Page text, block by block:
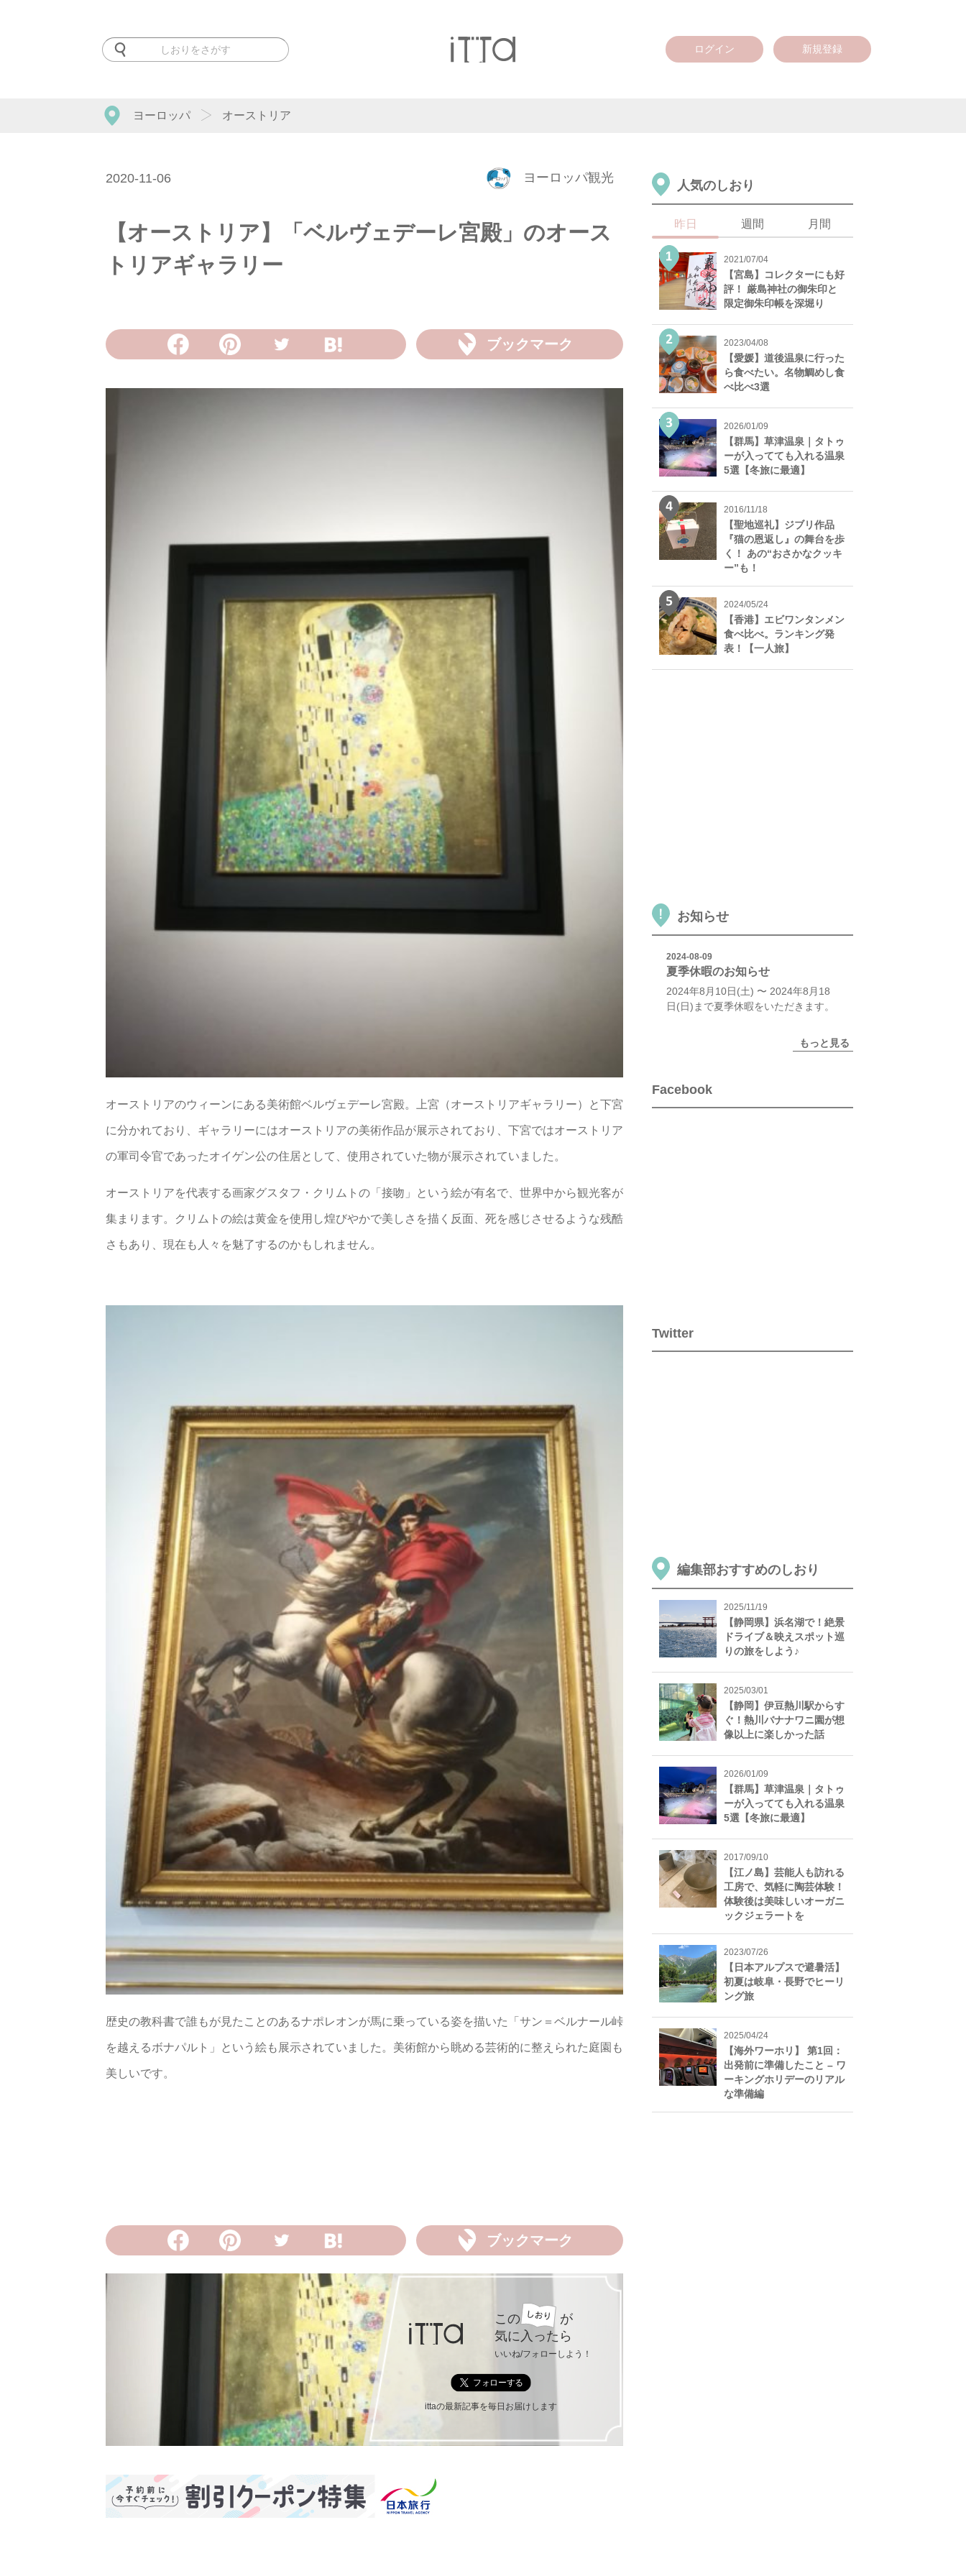
ログイン 新規登録
ヨーロッパ オーストリア
2020-11-06 ヨーロッパ観光
【オーストリア】「ベルヴェデーレ宮殿」のオース
トリアギャラリー
ブックマーク
オーストリアのウィーンにある美術館ベルヴェデーレ宮殿。上宮（オーストリアギャラリー）と下宮
に分かれており、ギャラリーにはオーストリアの美術作品が展示されており、下宮ではオーストリア
の軍司令官であったオイゲン公の住居として、使用されていた物が展示されていました。
オーストリアを代表する画家グスタフ・クリムトの「接吻」という絵が有名で、世界中から観光客が
集まります。クリムトの絵は黄金を使用し煌びやかで美しさを描く反面、死を感じさせるような残酷
さもあり、現在も人々を魅了するのかもしれません。
歴史の教科書で誰もが見たことのあるナポレオンが馬に乗っている姿を描いた「サン＝ベルナール峠
を越えるボナパルト」という絵も展示されていました。美術館から眺める芸術的に整えられた庭園も
美しいです。
ブックマーク
この
が
気に入ったら
いいね/フォローしよう！
ittaの最新記事を毎日お届けします
人気のしおり
昨日 週間 月間
2021/07/04
【宮島】コレクターにも好
評！ 厳島神社の御朱印と
限定御朱印帳を深堀り
2023/04/08
【愛媛】道後温泉に行った
ら食べたい。名物鯛めし食
べ比べ3選
2026/01/09
【群馬】草津温泉｜タトゥ
ーが入ってても入れる温泉
5選【冬旅に最適】
2016/11/18
【聖地巡礼】ジブリ作品
『猫の恩返し』の舞台を歩
く！ あの“おさかなクッキ
ー”も！
2024/05/24
【香港】エビワンタンメン
食べ比べ。ランキング発
表！【一人旅】
お知らせ
2024-08-09
夏季休暇のお知らせ
2024年8月10日(土) 〜 2024年8月18
日(日)まで夏季休暇をいただきます。
もっと見る
Facebook
Twitter
編集部おすすめのしおり
2025/11/19
【静岡県】浜名湖で！絶景
ドライブ＆映えスポット巡
りの旅をしよう♪
2025/03/01
【静岡】伊豆熱川駅からす
ぐ！熱川バナナワニ園が想
像以上に楽しかった話
2026/01/09
【群馬】草津温泉｜タトゥ
ーが入ってても入れる温泉
5選【冬旅に最適】
2017/09/10
【江ノ島】芸能人も訪れる
工房で、気軽に陶芸体験！
体験後は美味しいオーガニ
ックジェラートを
2023/07/26
【日本アルプスで避暑活】
初夏は岐阜・長野でヒーリ
ング旅
2025/04/24
【海外ワーホリ】 第1回：
出発前に準備したこと – ワ
ーキングホリデーのリアル
な準備編